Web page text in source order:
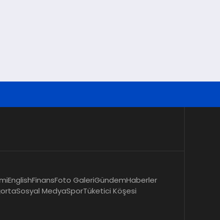
EnglishFinansFoto GaleriGündemHaberler
Sosyal MedyaSporTüketici Köşesi